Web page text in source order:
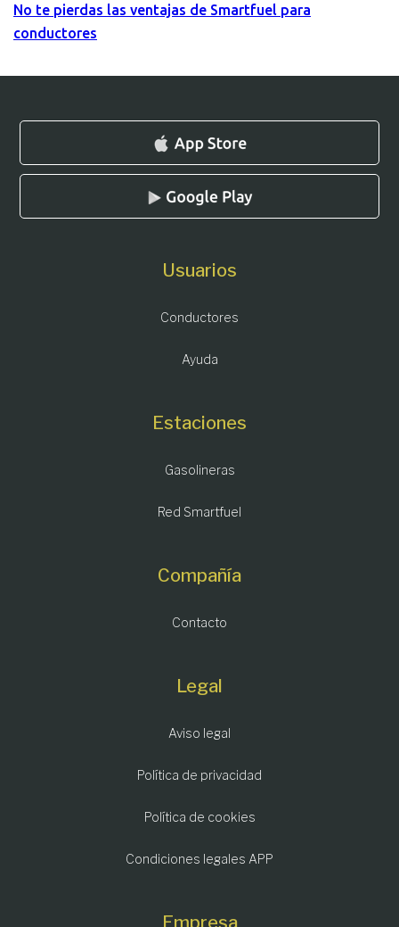
No te pierdas las ventajas de Smartfuel para
conductores
Usuarios
Conductores
Ayuda
Estaciones
Gasolineras
Red Smartfuel
Compañía
Contacto
Legal
Aviso legal
Política de privacidad
Política de cookies
Condiciones legales APP
Empresa